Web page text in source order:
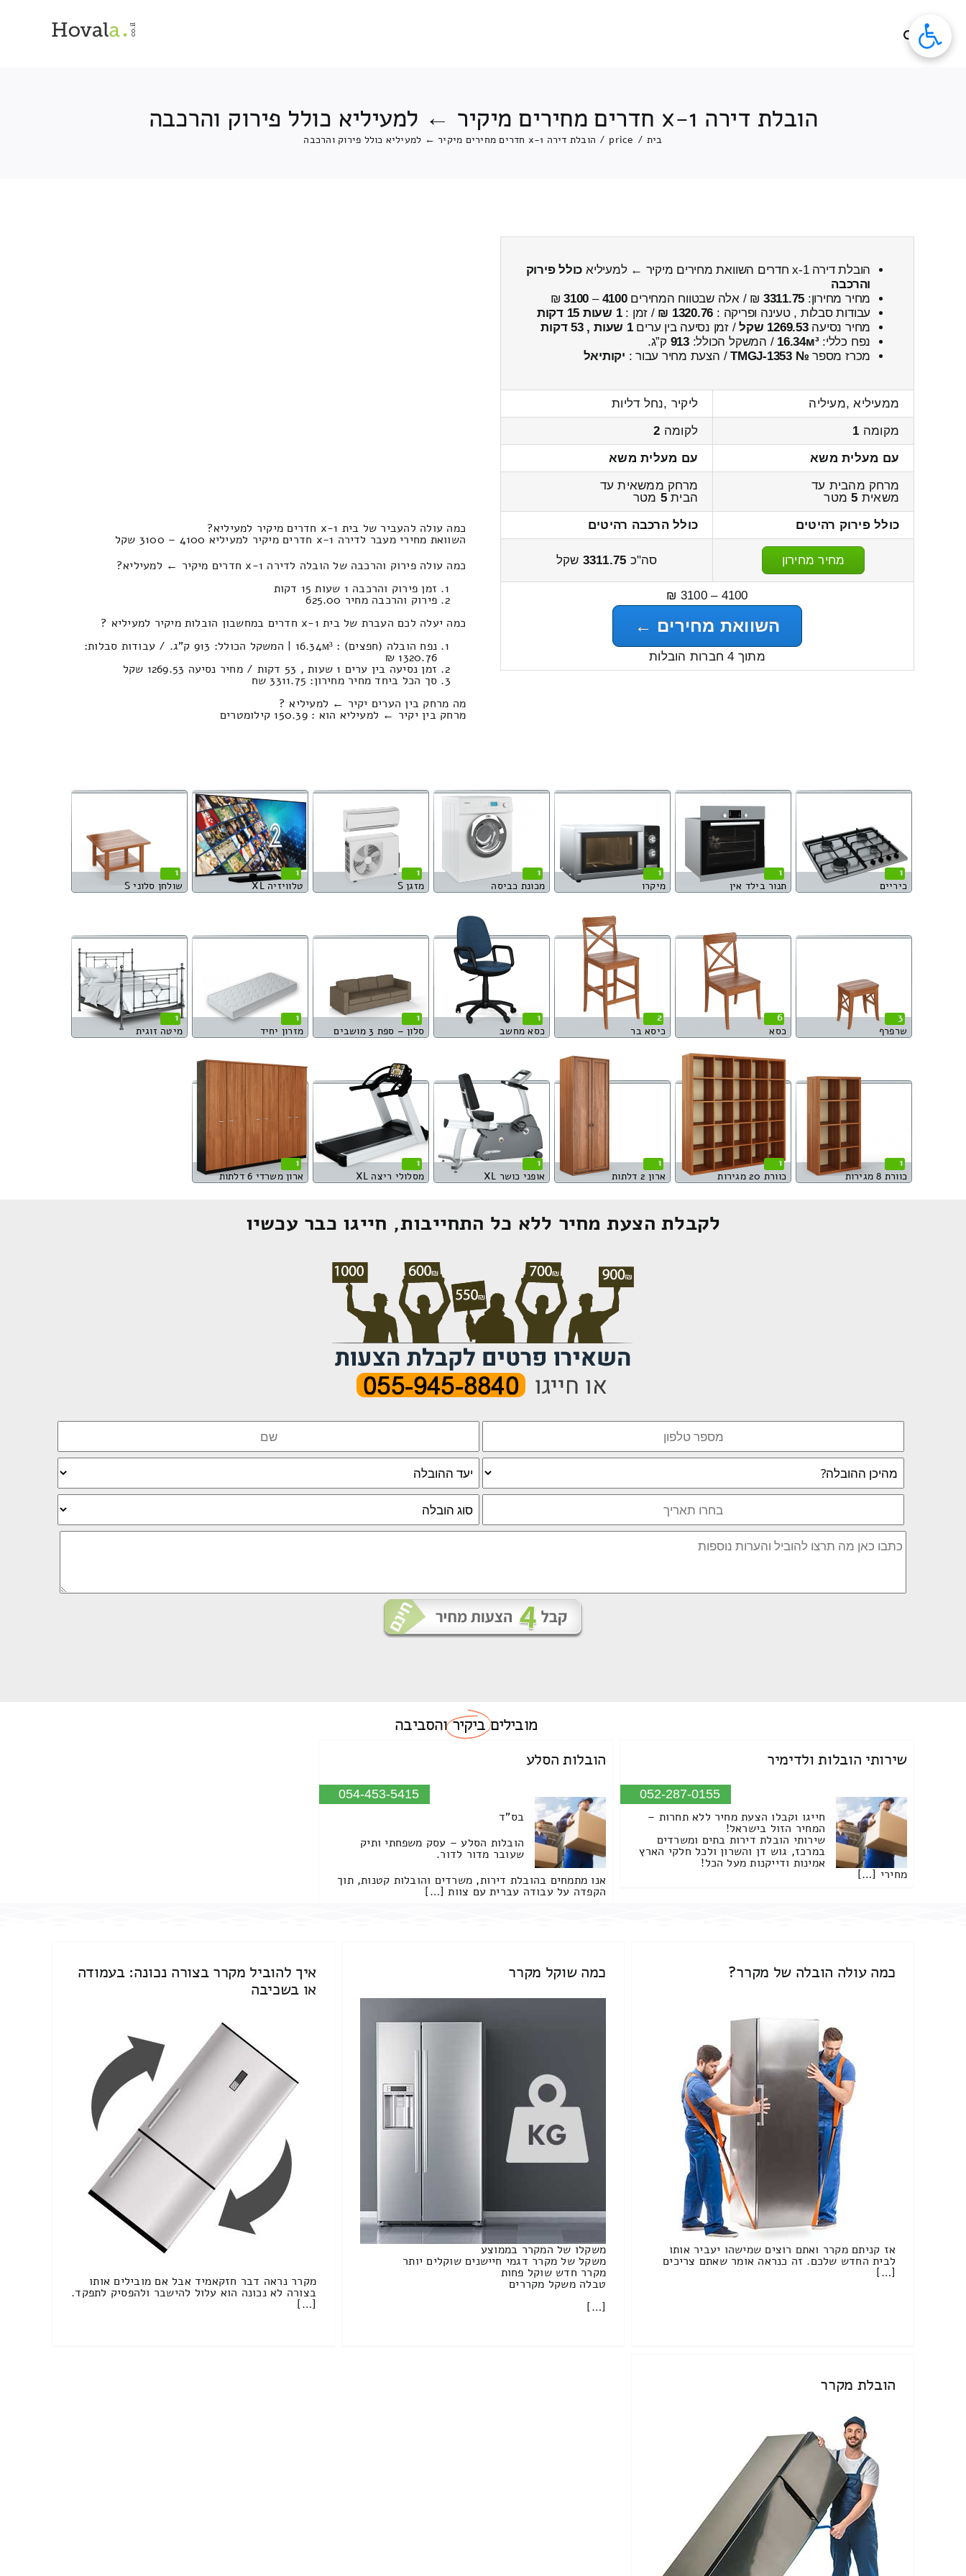
הובלת דירה 1-x חדרים מחירים מיקיר ← למעיליא כולל פירוק והרכבה
בית /
price
/ הובלת דירה 1-x חדרים מחירים מיקיר ← למעיליא כולל פירוק והרכבה
הובלת דירה 1-x חדרים השוואת מחירים מיקיר ← למעיליא
כולל פירוק
והרכבה
מחיר מחירון: 3311.75 ₪ / אלה שבטווח המחירים4100
–
3100
₪
עבודות סבלות , טעינה ופריקה : 1320.76 ₪ / זמן :1 שעות 15 דקות
מחיר נסיעה1269.53 שקל / זמן נסיעה בין ערים1 שעות , 53 דקות
נפח כללי:16.34м³ / המשקל הכולל:913 ק”ג.
מכרז מספר № TMGJ-1353 / הצעת מחיר עבור : יקותיאל
ממעיליא ,מעיליה
ליקיר ,נחל דליות
מקומה 1 לקומה 2
עם מעלית משא
עם מעלית משא
מרחק מהבית עד
משאית 5מטר
מרחק ממשאית עד
הבית5 מטר
כולל פירוק רהיטים
כולל הרכבה רהיטים
מחיר מחירון סה"כ 3311.75 שקל
4100 – 3100 ₪
השוואת מחירים ←
מתוך 4 חברות הובלות
כמה עולה להעביר של בית 1-x חדרים מיקיר למעיליא?
השוואת מחירי מעבר לדירה 1-x חדרים מיקיר למעיליא 4100 – 3100 שקל
כמה עולה פירוק והרכבה של הובלה לדירה 1-x חדרים מיקיר ← למעיליא?
זמן פירוק והרכבה 1 שעות 15 דקות
פירוק והרכבה מחיר 625.00
כמה יעלה לכם העברת של בית 1-x חדרים במחשבון הובלות מיקיר למעיליא ?
נפח הובלה (חפצים) : 16.34м³ | המשקל הכולל: 913 ק”ג. / עבודות סבלות:
1320.76 ₪
זמן נסיעה בין ערים 1 שעות , 53 דקות / מחיר נסיעה 1269.53 שקל
סך הכל ביחד מחיר מחירון: 3311.75 שח
מה מרחק בין הערים יקיר ← למעיליא ?
מרחק בין יקיר ← למעיליא הוא : 150.39 קילומטרים
1
כיריים
1
תנור בילד אין
1
מיקרו
1
מכונת כביסה
1
מזגן S
1
טלוויזיה XL
1
שולחן סלוני S
3
שרפרף
6
כסא
2
כיסא בר
1
כסא מחשב
1
סלון – ספת 3 מושבים
1
מזרון יחיד
1
מיטה זוגית
1
כוורת 8 מגירות
1
כוורת 20 מגירות
1
ארון 2 דלתות
1
אופני כושר XL
1
מסלולי ריצה XL
1
ארון משרדי 6 דלתות
לקבלת הצעת מחיר ללא כל התחייבות, חייגו כבר עכשיו
מוביליםביקירוהסביבה
שירותי הובלות ולדימיר
052-287-0155
חייגו וקבלו הצעת מחיר ללא תחרות –
המחיר הזול בישראל!
שירותי הובלת דירות בתים ומשרדים
במרכז, גוש דן והשרון ולכל חלקי הארץ
אמינות ודייקנות מעל הכל!
מחירי […]
הובלות הסלע
054-453-5415
בס"ד
הובלות הסלע – עסק משפחתי ותיק
שעובר מדור לדור.
אנו מתמחים בהובלת דירות, משרדים והובלות קטנות, תוך
הקפדה על עבודה עברית עם צוות […]
כמה עולה הובלה של מקרר?
אז קניתם מקרר ואתם רוצים שמישהו יעביר אותו
לבית החדש שלכם. זה כנראה אומר שאתם צריכים
[…]
כמה שוקל מקרר
משקלו של המקרר בממוצע
משקל של מקרר דגמי חיישנים שוקלים יותר
מקרר חדש שוקל פחות
טבלה משקל מקררים
[…]
איך להוביל מקרר בצורה נכונה: בעמודה
או בשכיבה
מקרר נראה דבר חזקאמיד אבל אם מובילים אותו
בצורה לא נכונה הוא עלול להישבר ולהפסיק לתפקד.
[…]
הובלת מקרר